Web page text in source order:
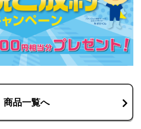
商品一覧へ